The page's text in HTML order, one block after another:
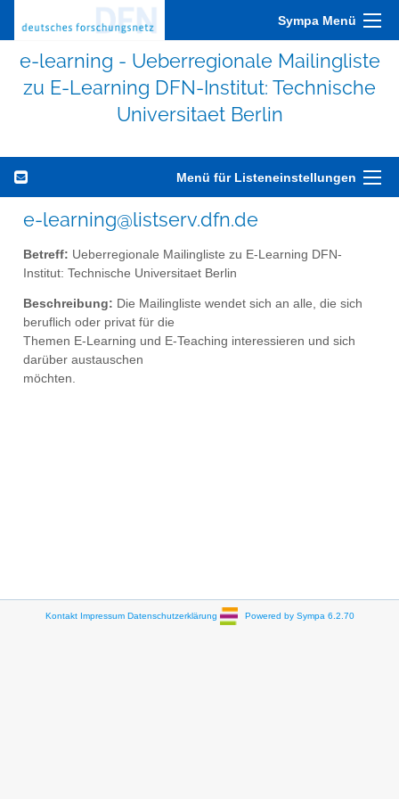
Sympa Menü
e-learning - Ueberregionale Mailingliste
zu E-Learning DFN-Institut: Technische
Universitaet Berlin
Menü für Listeneinstellungen
e-learning@listserv.dfn.de
Betreff: Ueberregionale Mailingliste zu E-Learning DFN-
Institut: Technische Universitaet Berlin
Beschreibung: Die Mailingliste wendet sich an alle, die sich
beruflich oder privat für die
Themen E-Learning und E-Teaching interessieren und sich
darüber austauschen
möchten.
Kontakt Impressum Datenschutzerklärung Powered by Sympa 6.2.70